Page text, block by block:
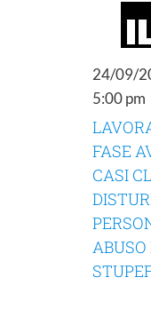
24/09/
5:00 pm
FASE
CASI
ABUSO